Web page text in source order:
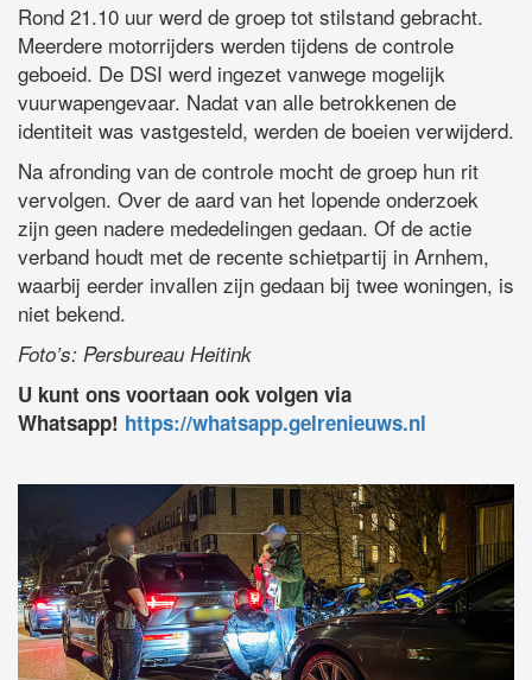
Rond 21.10 uur werd de groep tot stilstand gebracht.
Meerdere motorrijders werden tijdens de controle
geboeid. De DSI werd ingezet vanwege mogelijk
vuurwapengevaar. Nadat van alle betrokkenen de
identiteit was vastgesteld, werden de boeien verwijderd.
Na afronding van de controle mocht de groep hun rit
vervolgen. Over de aard van het lopende onderzoek
zijn geen nadere mededelingen gedaan. Of de actie
verband houdt met de recente schietpartij in Arnhem,
waarbij eerder invallen zijn gedaan bij twee woningen, is
niet bekend.
Foto’s: Persbureau Heitink
U kunt ons voortaan ook volgen via
Whatsapp! https://whatsapp.gelrenieuws.nl